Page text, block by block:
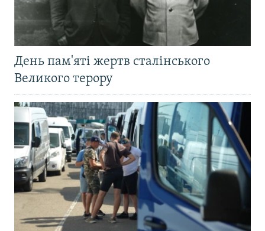
День пам'яті жертв сталінського
Великого терору